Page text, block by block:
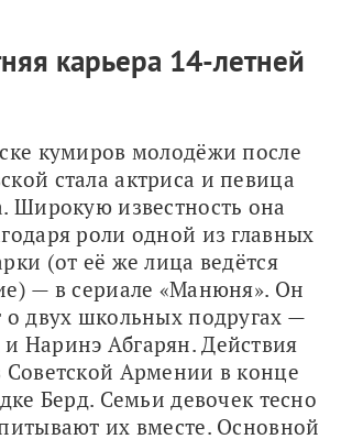
карьера 14-летней
кумиров молодёжи после
стала актриса и певица
Широкую известность она
роли одной из главных
(от её же лица ведётся
— в сериале «Манюня». Он
о двух школьных подругах —
Наринэ Абгарян. Действия
Советской Армении в конце
Берд. Семьи девочек тесно
их вместе. Основной